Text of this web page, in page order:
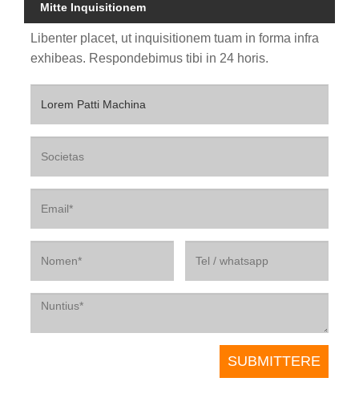
Mitte Inquisitionem
Libenter placet, ut inquisitionem tuam in forma infra
exhibeas. Respondebimus tibi in 24 horis.